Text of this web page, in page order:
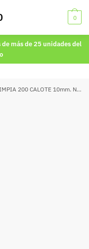
0
más de 25 unidades del
200 CALOTE 10mm. NIQUEL